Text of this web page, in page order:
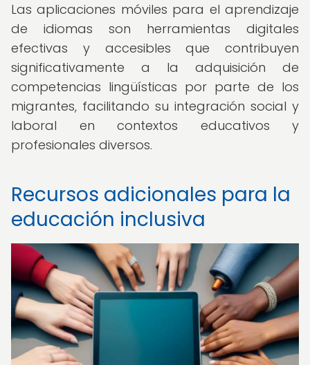
Las aplicaciones móviles para el aprendizaje
de idiomas son herramientas digitales
efectivas y accesibles que contribuyen
significativamente a la adquisición de
competencias lingüísticas por parte de los
migrantes, facilitando su integración social y
laboral en contextos educativos y
profesionales diversos.
Recursos adicionales para la
educación inclusiva